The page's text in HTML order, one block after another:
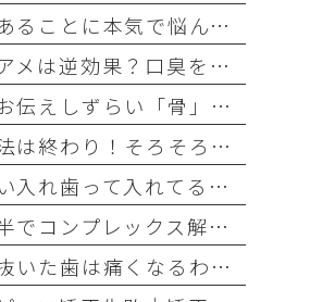
口臭があることに本気で悩んでいるのなら、口臭を本気で治そう
ガムやアメは逆効果？口臭を「ごまかす人」と「治す人」の決定的な違い
非常にお伝えしずらい「骨」の話・・・骨は元には戻せない？
対処療法は終わり！そろそろ本気でお口の健康とは何かを考えませんか
噛めない入れ歯って入れてる意味ありますか？
約１年半でコンプレックス解消｜大変だけどやって良かった歯の矯正治療
神経を抜いた歯は痛くなるわけがない！それは嘘です